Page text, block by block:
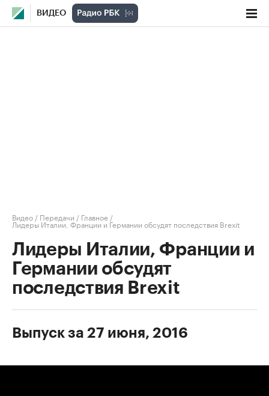
ВИДЕО
Видео / Передачи / Главное /
Лидеры Италии, Франции и Германии обсудят последствия Brexit
Лидеры Италии, Франции и
Германии обсудят
последствия Brexit
Выпуск за 27 июня, 2016